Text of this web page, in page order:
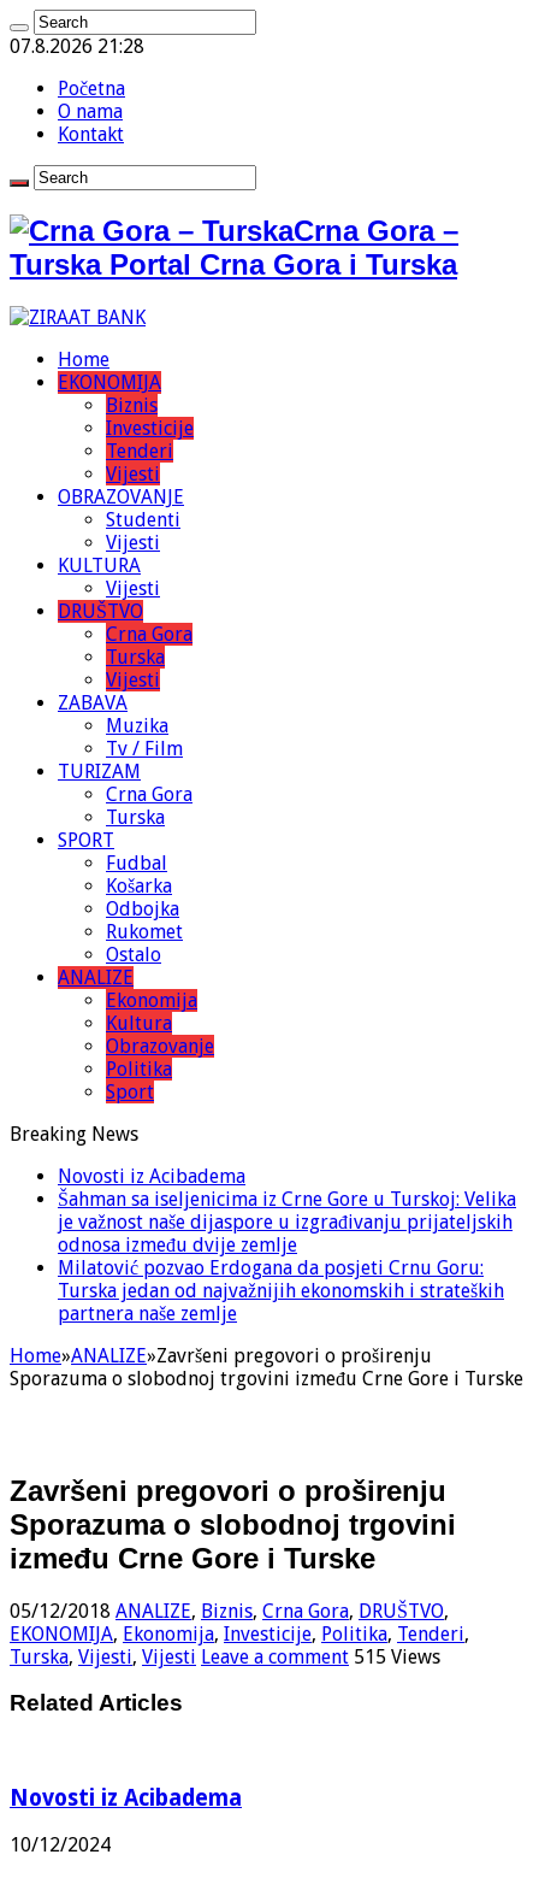
07.8.2026 21:28
Početna
O nama
Kontakt
Crna Gora –
Turska Portal Crna Gora i Turska
Home
EKONOMIJA
Biznis
Investicije
Tenderi
Vijesti
OBRAZOVANJE
Studenti
Vijesti
KULTURA
Vijesti
DRUŠTVO
Crna Gora
Turska
Vijesti
ZABAVA
Muzika
Tv / Film
TURIZAM
Crna Gora
Turska
SPORT
Fudbal
Košarka
Odbojka
Rukomet
Ostalo
ANALIZE
Ekonomija
Kultura
Obrazovanje
Politika
Sport
Breaking News
Novosti iz Acibadema
Šahman sa iseljenicima iz Crne Gore u Turskoj: Velika
je važnost naše dijaspore u izgrađivanju prijateljskih
odnosa između dvije zemlje
Milatović pozvao Erdogana da posjeti Crnu Goru:
Turska jedan od najvažnijih ekonomskih i strateških
partnera naše zemlje
Home»ANALIZE»Završeni pregovori o proširenju
Sporazuma o slobodnoj trgovini između Crne Gore i Turske
Završeni pregovori o proširenju
Sporazuma o slobodnoj trgovini
između Crne Gore i Turske
05/12/2018 ANALIZE, Biznis, Crna Gora, DRUŠTVO,
EKONOMIJA, Ekonomija, Investicije, Politika, Tenderi,
Turska, Vijesti, Vijesti Leave a comment 515 Views
Related Articles
Novosti iz Acibadema
10/12/2024